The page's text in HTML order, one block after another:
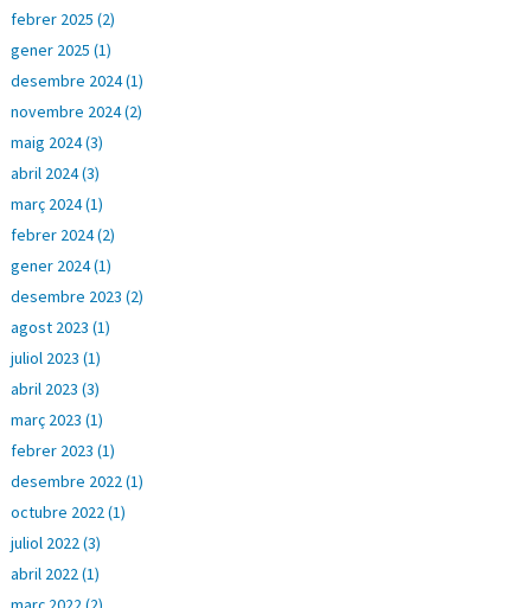
febrer 2025 (2)
gener 2025 (1)
desembre 2024 (1)
novembre 2024 (2)
maig 2024 (3)
abril 2024 (3)
març 2024 (1)
febrer 2024 (2)
gener 2024 (1)
desembre 2023 (2)
agost 2023 (1)
juliol 2023 (1)
abril 2023 (3)
març 2023 (1)
febrer 2023 (1)
desembre 2022 (1)
octubre 2022 (1)
juliol 2022 (3)
abril 2022 (1)